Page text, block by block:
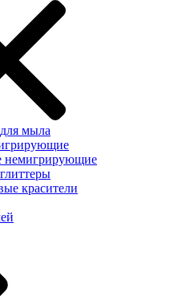
мыла
немигрирующие
красители